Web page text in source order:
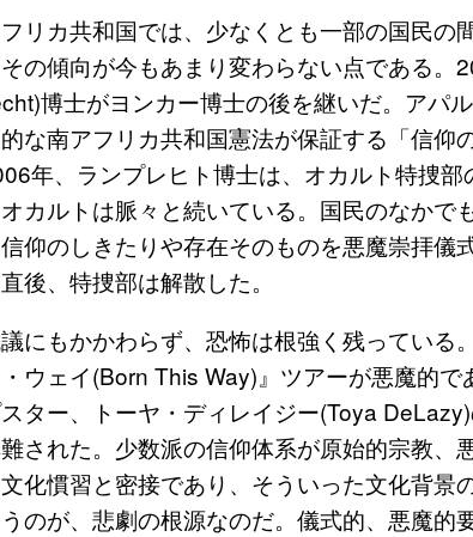
リカ共和国では、少なくとも一部の国民の
の傾向が今もあまり変わらない点である。
博士がヨンカー博士の後を継いだ。アパ
な南アフリカ共和国憲法が保証する「信仰
年、ランプレヒト博士は、オカルト特捜
カルトは脈々と続いている。国民のなかで
仰のしきたりや存在そのものを悪魔崇拝儀
後、特捜部は解散した。
にもかかわらず、恐怖は根強く残っている
ウェイ(Born This Way)』ツアーが悪魔的で
ター、トーヤ・ディレイジー(Toya
された。少数派の信仰体系が原始的宗教、
化慣習と密接であり、そういった文化背景
のが、悲劇の根源なのだ。儀式的、悪魔的